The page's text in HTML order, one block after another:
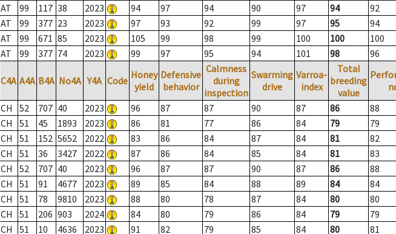
AT 99 117 38 2023 94 97 94 90 97 94
92
AT 99 377 23 2023 97 93 92 99 97 95
94
AT 99 671 85 2023 105 99 98 99 100 100
100
AT 99 377 74 2023 99 97 95 94 101 98 96
C4A A4A B4A No4A Y4A Code Honey
yield
Defensive
behavior
Calmness
during
inspection
Swarming
drive
Varroa-
index
Total
breeding
value
CH 52 707 40 2023 96 87 87 90 87 86
88
CH 51 45 1893 2023 86 81 77 86 84 79
79
CH 51 152 5652 2022 83 86 84 87 84 81
82
CH 51 36 3427 2022 87 86 84 85 84 81
83
CH 52 707 40 2023 96 87 87 90 87 86
88
CH 51 91 4677 2023 89 85 84 88 89 84
84
CH 51 78 9810 2023 88 80 78 87 84 80
80
CH 51 206 903 2024 84 80 79 86 84 79
79
CH 51 10 4636 2023 91 82 79 85 84 80 81